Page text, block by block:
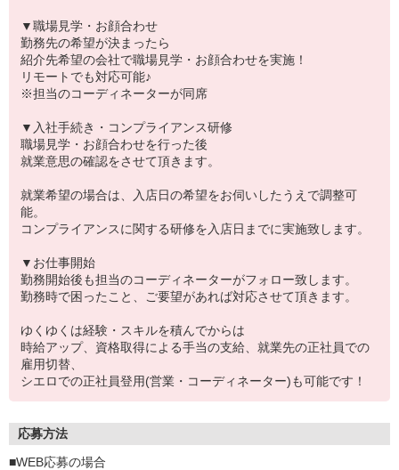
▼職場見学・お顔合わせ
勤務先の希望が決まったら
紹介先希望の会社で職場見学・お顔合わせを実施！
リモートでも対応可能♪
※担当のコーディネーターが同席
▼入社手続き・コンプライアンス研修
職場見学・お顔合わせを行った後
就業意思の確認をさせて頂きます。
就業希望の場合は、入店日の希望をお伺いしたうえで調整可
能。
コンプライアンスに関する研修を入店日までに実施致します。
▼お仕事開始
勤務開始後も担当のコーディネーターがフォロー致します。
勤務時で困ったこと、ご要望があれば対応させて頂きます。
ゆくゆくは経験・スキルを積んでからは
時給アップ、資格取得による手当の支給、就業先の正社員での
雇用切替、
シエロでの正社員登用(営業・コーディネーター)も可能です！
応募方法
■WEB応募の場合